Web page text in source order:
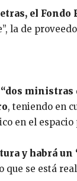
el
la de
ministras
, teniendo en
en el espacio
y habrá
se está